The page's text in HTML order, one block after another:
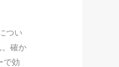
つい
確か
で効